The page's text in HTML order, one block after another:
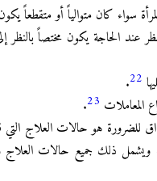
سواء كان متوالياً أو متقطعاً
يكون مختصاً بالنظر إلىٰ
22
.
المعاملات 23
.
للضرورة هو حالات العلاج
، ويشمل ذلك جميع حالات